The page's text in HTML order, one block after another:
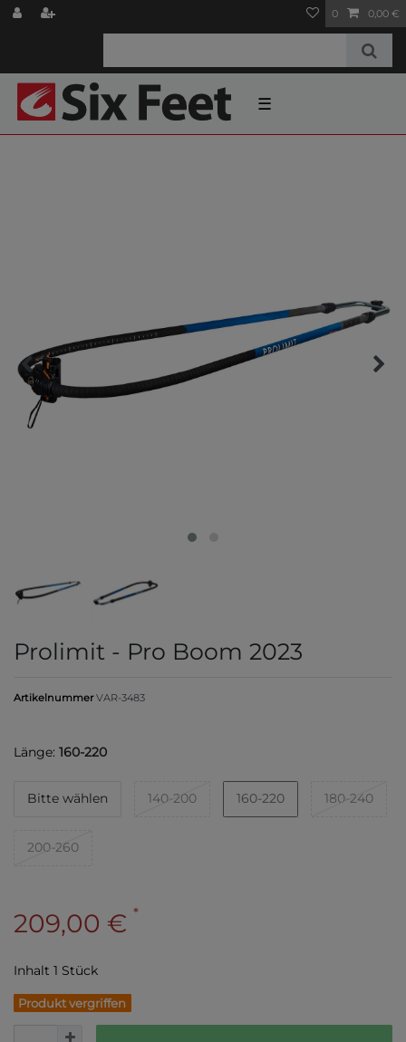
0 0,00 €
☰
Prolimit - Pro Boom 2023
ArtikelnummerVAR-3483
Länge: 160-220
Bitte wählen 140-200 160-220 180-240
200-260
209,00 € *
Inhalt 1 Stück
Produkt vergriffen